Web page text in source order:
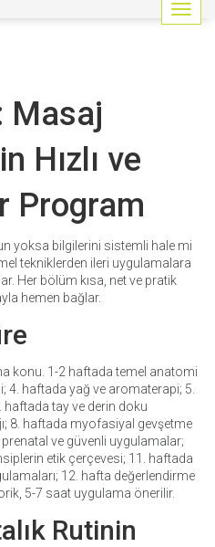
G
e
a
p
Masaj
Hızlı ve
Program
yoksa bilgilerini sistemli hale mi
tekniklerden ileri uygulamalara
Her bölüm kısa, net ve pratik
hemen bağlar.
konu. 1-2 haftada temel anatomi
4. haftada yağ ve aromaterapi; 5.
tay ve derin doku
8. haftada myofasiyal gevşetme
ve güvenli uygulamalar;
etik çerçevesi; 11. haftada
12. hafta değerlendirme
5-7 saat uygulama önerilir.
Rutinin